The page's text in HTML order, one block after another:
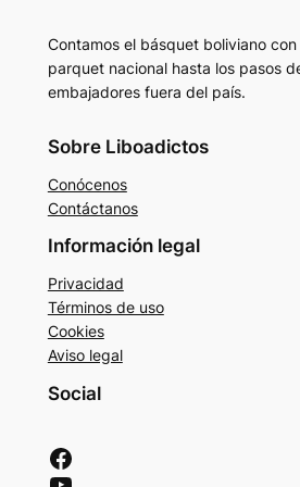
Contamos el básquet boliviano
parquet nacional hasta los pasos
embajadores fuera del país.
Sobre Liboadictos
Conócenos
Contáctanos
Información legal
Privacidad
Términos de uso
Cookies
Aviso legal
Social
Facebook